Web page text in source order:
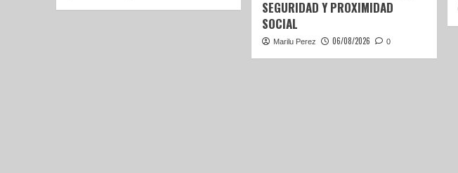
SEGURIDAD Y PROXIMIDAD
SOCIAL
Marilu Perez 06/08/2026 0